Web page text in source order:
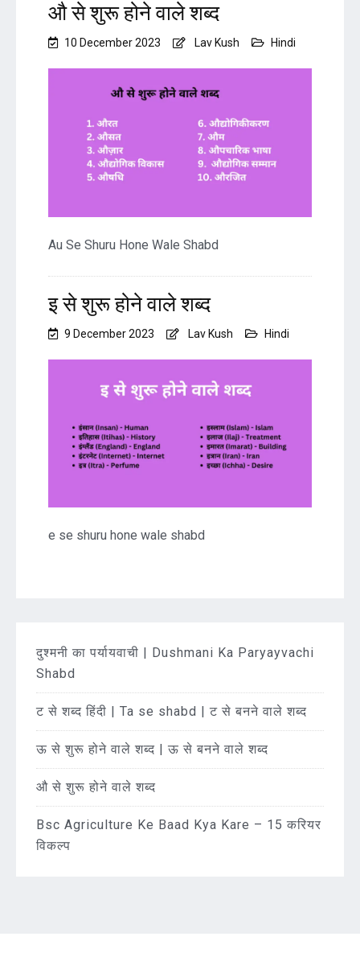
औ से शुरू होने वाले शब्द
10 December 2023 Lav Kush Hindi
Au Se Shuru Hone Wale Shabd
इ से शुरू होने वाले शब्द
9 December 2023 Lav Kush Hindi
e se shuru hone wale shabd
दुश्मनी का पर्यायवाची | Dushmani Ka Paryayvachi
Shabd
ट से शब्द हिंदी | Ta se shabd | ट से बनने वाले शब्द
ऊ से शुरू होने वाले शब्द | ऊ से बनने वाले शब्द
औ से शुरू होने वाले शब्द
Bsc Agriculture Ke Baad Kya Kare – 15 करियर
विकल्प